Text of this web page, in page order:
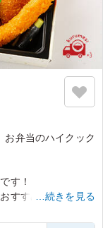
お弁当のハイクック
す！
すすめです！
…続きを見る